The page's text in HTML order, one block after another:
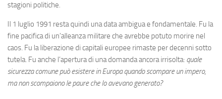
stagioni politiche.
Il 1 luglio 1991 resta quindi una data ambigua e fondamentale. Fu la
fine pacifica di un’alleanza militare che avrebbe potuto morire nel
caos. Fu la liberazione di capitali europee rimaste per decenni sotto
tutela. Fu anche l’apertura di una domanda ancora irrisolta: quale
sicurezza comune può esistere in Europa quando scompare un impero,
ma non scompaiono le paure che lo avevano generato?